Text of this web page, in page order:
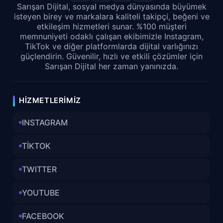
Google 5 Yıldızlı Yorumun
Avantajları
İşletmenizingüvenilirliğini ve itibarını
artırır.
Arama motoru sıralamalarında
olasılığını artırır.
satın alma oranlarını yükseltir.
işletmelerden sıyrılmanıza olanak tanır.
kitleye ulaşmanıza yardımcı olur.
müşteri memnuniyetini yansıtan güçlü bir
veya hizmet satın almadan önce diğer
Sarışan Dijital, sosyal medya dünyasında büyümek
isteyen birey ve markalara kaliteli takipçi, beğeni ve
etkileşim hizmetleri sunar. %100 müşteri
memnuniyeti odaklı çalışan ekibimizle Instagram,
TikTok ve diğer platformlarda dijital varlığınızı
güçlendirin. Güvenilir, hızlı ve etkili çözümler için
Sarışan Dijital her zaman yanınızda.
HIZMETLERIMIZ
INSTAGRAM
TİKTOK
TWITTER
YOUTUBE
FACEBOOK